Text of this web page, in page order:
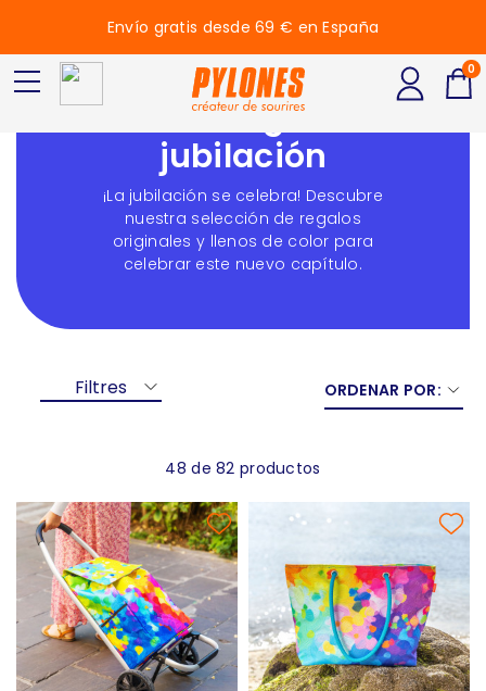
Idea de regalo de
jubilación
¡La jubilación se celebra! Descubre
nuestra selección de regalos
originales y llenos de color para
celebrar este nuevo capítulo.
Filtres ORDENAR POR:
48 de 82 productos
Envío gratis desde 69 € en España
0